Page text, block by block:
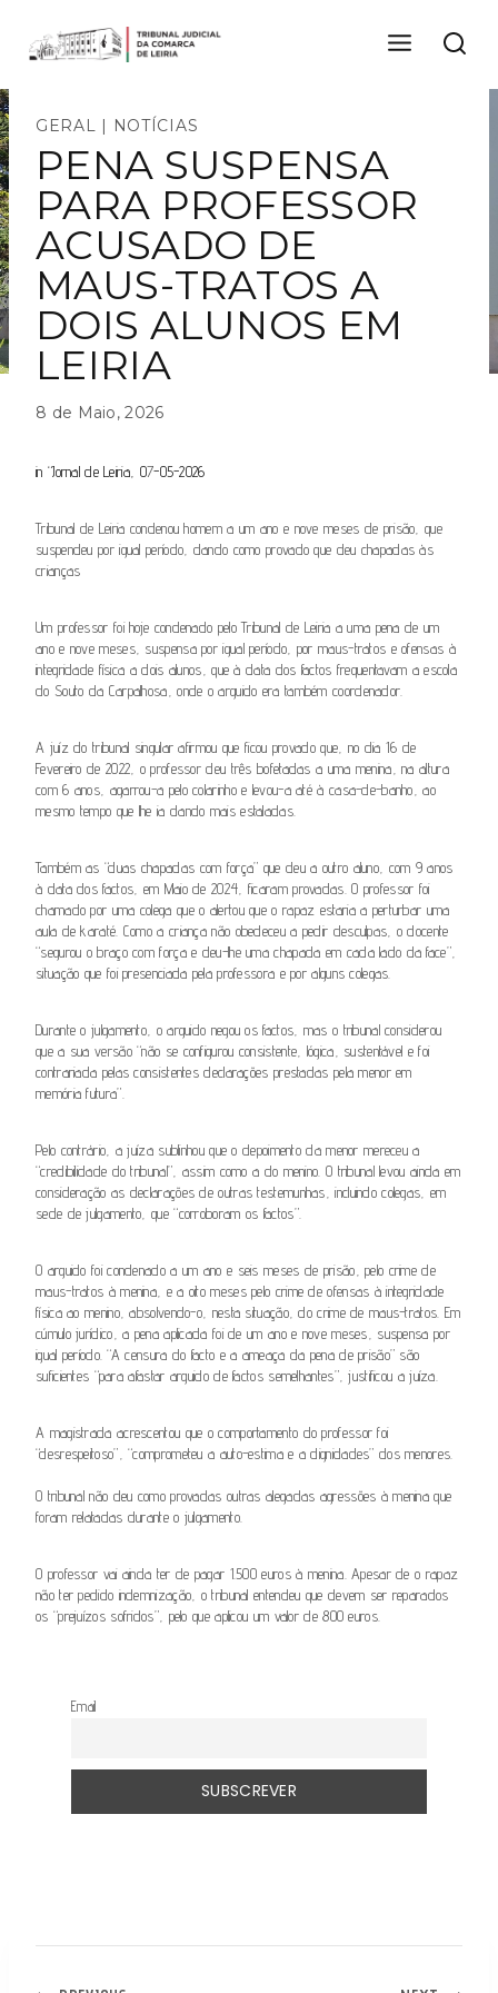
content
GERAL | NOTÍCIAS
PENA SUSPENSA
PARA PROFESSOR
ACUSADO DE
MAUS-TRATOS A
DOIS ALUNOS EM
LEIRIA
8 de Maio, 2026
in “Jornal de Leiria, 07-05-2026
Tribunal de Leiria condenou homem a um ano e nove meses de prisão, que
suspendeu por igual período, dando como provado que deu chapadas às
crianças
Um professor foi hoje condenado pelo Tribunal de Leiria a uma pena de um
ano e nove meses, suspensa por igual período, por maus-tratos e ofensas à
integridade física a dois alunos, que à data dos factos frequentavam a escola
do Souto da Carpalhosa, onde o arguido era também coordenador.
A juíz do tribunal singular afirmou que ficou provado que, no dia 16 de
Fevereiro de 2022, o professor deu três bofetadas a uma menina, na altura
com 6 anos, agarrou-a pelo colarinho e levou-a até à casa-de-banho, ao
mesmo tempo que lhe ia dando mais estaladas.
Também as “duas chapadas com força” que deu a outro aluno, com 9 anos
à data dos factos, em Maio de 2024, ficaram provadas. O professor foi
chamado por uma colega que o alertou que o rapaz estaria a perturbar uma
aula de karaté. Como a criança não obedeceu a pedir desculpas, o docente
“segurou o braço com força e deu-lhe uma chapada em cada lado da face”,
situação que foi presenciada pela professora e por alguns colegas.
Durante o julgamento, o arguido negou os factos, mas o tribunal considerou
que a sua versão “não se configurou consistente, lógica, sustentável e foi
contrariada pelas consistentes declarações prestadas pela menor em
memória futura”.
Pelo contrário, a juíza sublinhou que o depoimento da menor mereceu a
“credibilidade do tribunal”, assim como a do menino. O tribunal levou ainda em
consideração as declarações de outras testemunhas, incluindo colegas, em
sede de julgamento, que “corroboram os factos”.
O arguido foi condenado a um ano e seis meses de prisão, pelo crime de
maus-tratos à menina, e a oito meses pelo crime de ofensas à integridade
física ao menino, absolvendo-o, nesta situação, do crime de maus-tratos. Em
cúmulo jurídico, a pena aplicada foi de um ano e nove meses, suspensa por
igual período. “A censura do facto e a ameaça da pena de prisão” são
suficientes “para afastar arguido de factos semelhantes”, justificou a juíza.
A magistrada acrescentou que o comportamento do professor foi
“desrespeitoso”, “comprometeu a auto-estima e a dignidades” dos menores.
O tribunal não deu como provadas outras alegadas agressões à menina que
foram relatadas durante o julgamento.
O professor vai ainda ter de pagar 1.500 euros à menina. Apesar de o rapaz
não ter pedido indemnização, o tribunal entendeu que devem ser reparados
os “prejuízos sofridos”, pelo que aplicou um valor de 800 euros.
Email